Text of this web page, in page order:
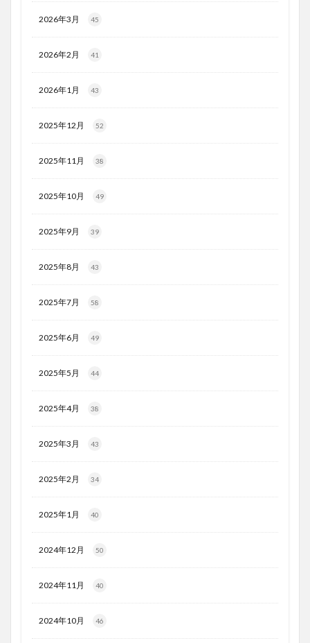
2026年3月 45
2026年2月 41
2026年1月 43
2025年12月 52
2025年11月 38
2025年10月 49
2025年9月 39
2025年8月 43
2025年7月 58
2025年6月 49
2025年5月 44
2025年4月 38
2025年3月 43
2025年2月 34
2025年1月 40
2024年12月 50
2024年11月 40
2024年10月 46